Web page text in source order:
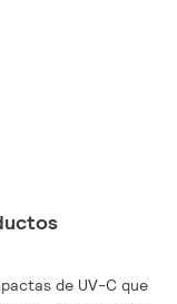
de UV-C que